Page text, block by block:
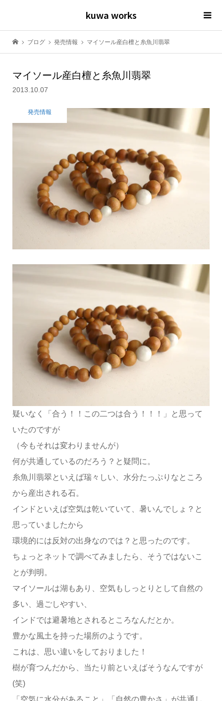
kuwa works
ブログ 発売情報 マイソール産白檀と糸魚川翡翠
マイソール産白檀と糸魚川翡翠
2013.10.07
発売情報
疑いなく「合う！！この二つは合う！！！」と思って
いたのですが
（今もそれは変わりませんが）
何が共通しているのだろう？と疑問に。
糸魚川翡翠といえば瑞々しい、水分たっぷりなところ
から産出される石。
インドといえば空気は乾いていて、暑いんでしょ？と
思っていましたから
環境的には反対の出身なのでは？と思ったのです。
ちょっとネットで調べてみましたら、そうではないこ
とが判明。
マイソールは湖もあり、空気もしっとりとして自然の
多い、過ごしやすい、
インドでは避暑地とされるところなんだとか。
豊かな風土を持った場所のようです。
これは、思い違いをしておりました！
樹が育つんだから、当たり前といえばそうなんですが
(笑)
「空気に水分があること」「自然の豊かさ」が共通し